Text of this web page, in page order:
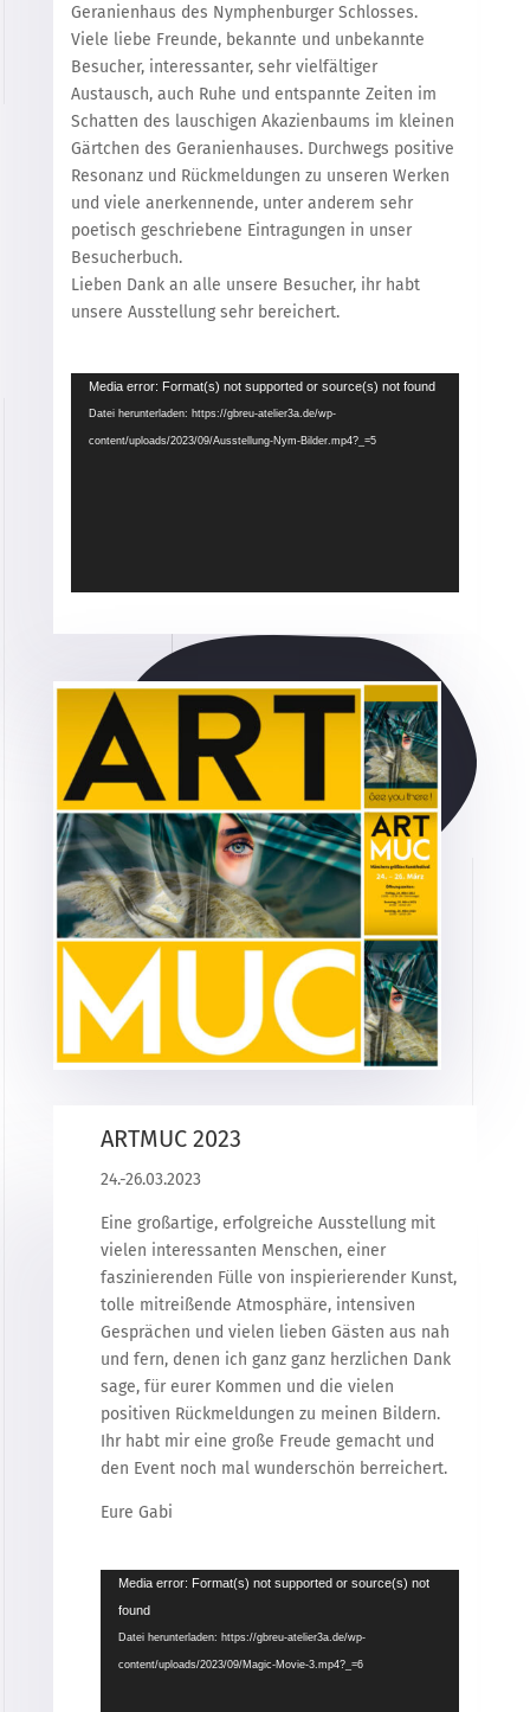
Geranienhaus des Nymphenburger Schlosses.
Viele liebe Freunde, bekannte und unbekannte
Besucher, interessanter, sehr vielfältiger
Austausch, auch Ruhe und entspannte Zeiten im
Schatten des lauschigen Akazienbaums im kleinen
Gärtchen des Geranienhauses. Durchwegs positive
Resonanz und Rückmeldungen zu unseren Werken
und viele anerkennende, unter anderem sehr
poetisch geschriebene Eintragungen in unser
Besucherbuch.
Lieben Dank an alle unsere Besucher, ihr habt
unsere Ausstellung sehr bereichert.
Video-
Player
Media error: Format(s) not supported or source(s) not found
Datei herunterladen: https://gbreu-atelier3a.de/wp-
content/uploads/2023/09/Ausstellung-Nym-Bilder.mp4?_=5
ARTMUC 2023
24.-26.03.2023
Eine großartige, erfolgreiche Ausstellung mit
vielen interessanten Menschen, einer
faszinierenden Fülle von inspierierender Kunst,
tolle mitreißende Atmosphäre, intensiven
Gesprächen und vielen lieben Gästen aus nah
und fern, denen ich ganz ganz herzlichen Dank
sage, für eurer Kommen und die vielen
positiven Rückmeldungen zu meinen Bildern.
Ihr habt mir eine große Freude gemacht und
den Event noch mal wunderschön berreichert.
Eure Gabi
Video-
Player
Media error: Format(s) not supported or source(s) not
found
Datei herunterladen: https://gbreu-atelier3a.de/wp-
content/uploads/2023/09/Magic-Movie-3.mp4?_=6